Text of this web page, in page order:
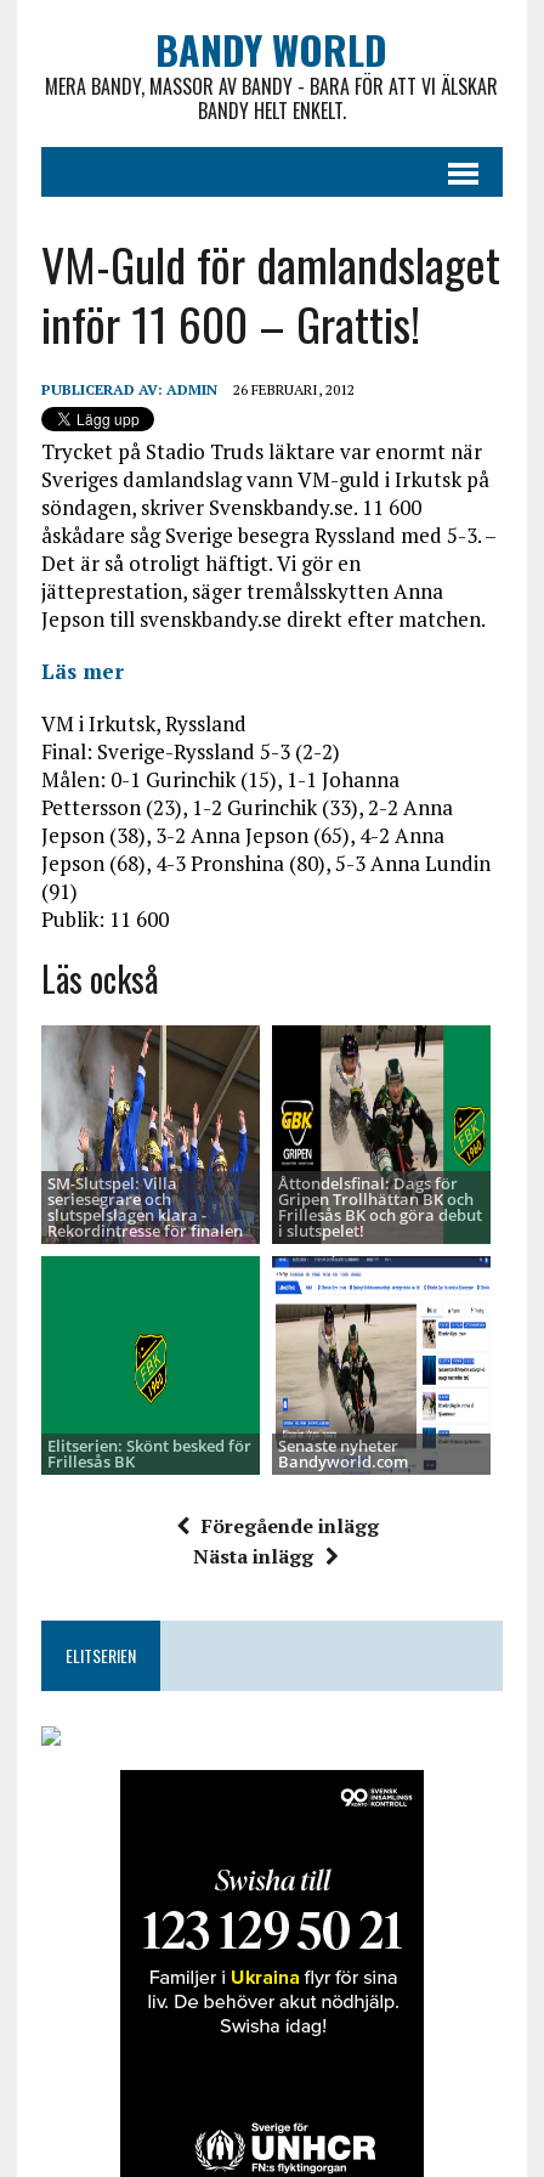
BANDY WORLD
MERA BANDY, MASSOR AV BANDY - BARA FÖR ATT VI ÄLSKAR
BANDY HELT ENKELT.
VM-Guld för damlandslaget
inför 11 600 – Grattis!
PUBLICERAD AV: ADMIN 26 FEBRUARI, 2012
Trycket på Stadio Truds läktare var enormt när
Sveriges damlandslag vann VM-guld i Irkutsk på
söndagen, skriver Svenskbandy.se. 11 600
åskådare såg Sverige besegra Ryssland med 5-3. –
Det är så otroligt häftigt. Vi gör en
jätteprestation, säger tremålsskytten Anna
Jepson till svenskbandy.se direkt efter matchen.
Läs mer
VM i Irkutsk, Ryssland
Final: Sverige-Ryssland 5-3 (2-2)
Målen: 0-1 Gurinchik (15), 1-1 Johanna
Pettersson (23), 1-2 Gurinchik (33), 2-2 Anna
Jepson (38), 3-2 Anna Jepson (65), 4-2 Anna
Jepson (68), 4-3 Pronshina (80), 5-3 Anna Lundin
(91)
Publik: 11 600
Läs också
SM-Slutspel: Villa
seriesegrare och
slutspelslagen klara -
Rekordintresse för finalen
Åttondelsfinal: Dags för
Gripen Trollhättan BK och
Frillesås BK och göra debut
i slutspelet!
Elitserien: Skönt besked för
Frillesås BK
Senaste nyheter
Bandyworld.com
Föregående inlägg
Nästa inlägg
ELITSERIEN